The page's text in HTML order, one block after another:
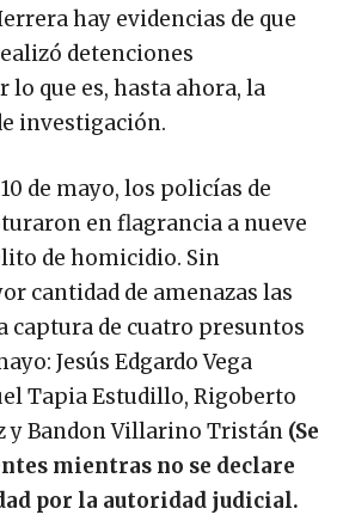
hay evidencias de que
detenciones
que es, hasta ahora, la
investigación.
de mayo, los policías de
en flagrancia a nueve
de homicidio. Sin
cantidad de amenazas las
captura de cuatro presuntos
Jesús Edgardo Vega
Tapia Estudillo, Rigoberto
y Bandon Villarino Tristán (Se
mientras no se declare
por la autoridad judicial.